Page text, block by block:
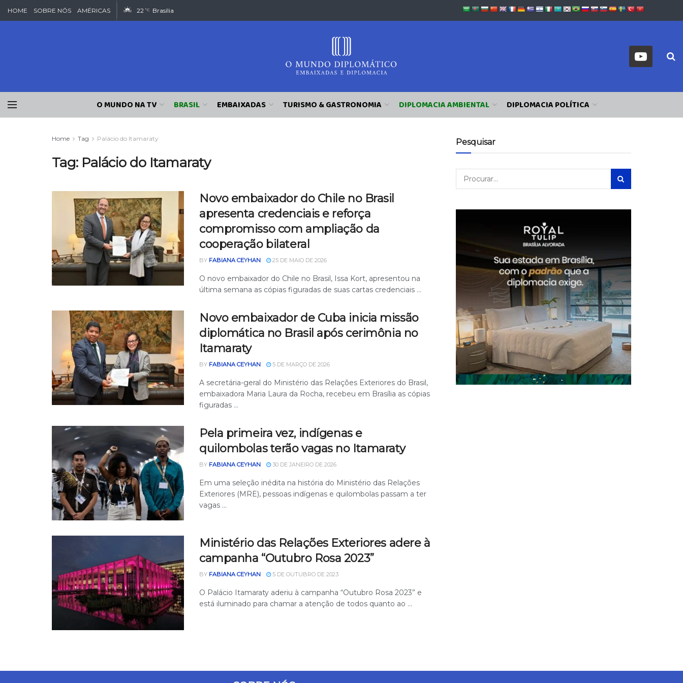
HOME SOBRE NÓS AMÉRICAS 22 °C Brasília
O MUNDO NA TV BRASIL EMBAIXADAS TURISMO & GASTRONOMIA DIPLOMACIA AMBIENTAL DIPLOMACIA POLÍTICA
Home Tag Palácio do Itamaraty
Tag: Palácio do Itamaraty
Novo embaixador do Chile no Brasil
apresenta credenciais e reforça
compromisso com ampliação da
cooperação bilateral
BY FABIANA CEYHAN 25 DE MAIO DE 2026
O novo embaixador do Chile no Brasil, Issa Kort, apresentou na
última semana as cópias figuradas de suas cartas credenciais ...
Novo embaixador de Cuba inicia missão
diplomática no Brasil após cerimônia no
Itamaraty
BY FABIANA CEYHAN 5 DE MARÇO DE 2026
A secretária-geral do Ministério das Relações Exteriores do Brasil,
embaixadora Maria Laura da Rocha, recebeu em Brasília as cópias
figuradas ...
Pela primeira vez, indígenas e
quilombolas terão vagas no Itamaraty
BY FABIANA CEYHAN 30 DE JANEIRO DE 2026
Em uma seleção inédita na história do Ministério das Relações
Exteriores (MRE), pessoas indígenas e quilombolas passam a ter
vagas ...
Ministério das Relações Exteriores adere à
campanha “Outubro Rosa 2023”
BY FABIANA CEYHAN 5 DE OUTUBRO DE 2023
O Palácio Itamaraty aderiu à campanha “Outubro Rosa 2023” e
está iluminado para chamar a atenção de todos quanto ao ...
Pesquisar